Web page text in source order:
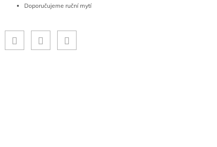
Doporučujeme ruční mytí